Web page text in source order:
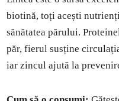
biotină, toți acești
sănătatea părului.
păr, fierul susține
iar zincul ajută la